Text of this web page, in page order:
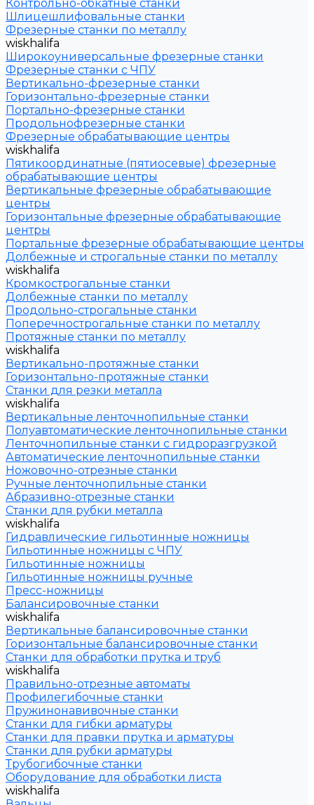
Контрольно-обкатные станки
Шлицешлифовальные станки
Фрезерные станки по металлу
wiskhalifa
Широкоуниверсальные фрезерные станки
Фрезерные станки с ЧПУ
Вертикально-фрезерные станки
Горизонтально-фрезерные станки
Портально-фрезерные станки
Продольнофрезерные станки
Фрезерные обрабатывающие центры
wiskhalifa
Пятикоординатные (пятиосевые) фрезерные
обрабатывающие центры
Вертикальные фрезерные обрабатывающие
центры
Горизонтальные фрезерные обрабатывающие
центры
Портальные фрезерные обрабатывающие центры
Долбежные и строгальные станки по металлу
wiskhalifa
Кромкострогальные станки
Долбежные станки по металлу
Продольно-строгальные станки
Поперечнострогальные станки по металлу
Протяжные станки по металлу
wiskhalifa
Вертикально-протяжные станки
Горизонтально-протяжные станки
Станки для резки металла
wiskhalifa
Вертикальные ленточнопильные станки
Полуавтоматические ленточнопильные станки
Ленточнопильные станки с гидроразгрузкой
Автоматические ленточнопильные станки
Ножовочно-отрезные станки
Ручные ленточнопильные станки
Абразивно-отрезные станки
Станки для рубки металла
wiskhalifa
Гидравлические гильотинные ножницы
Гильотинные ножницы с ЧПУ
Гильотинные ножницы
Гильотинные ножницы ручные
Пресс-ножницы
Балансировочные станки
wiskhalifa
Вертикальные балансировочные станки
Горизонтальные балансировочные станки
Станки для обработки прутка и труб
wiskhalifa
Правильно-отрезные автоматы
Профилегибочные станки
Пружинонавивочные станки
Станки для гибки арматуры
Станки для правки прутка и арматуры
Станки для рубки арматуры
Трубогибочные станки
Оборудование для обработки листа
wiskhalifa